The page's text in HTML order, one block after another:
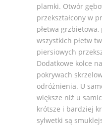
plamki. Otwór
przekształcony w
płetwa
wszystkich płetw
piersiowych
Dodatkowe kolce
pokrywach
odróżnienia. U
większe niż u
krótsze i bardziej
sylwetki są